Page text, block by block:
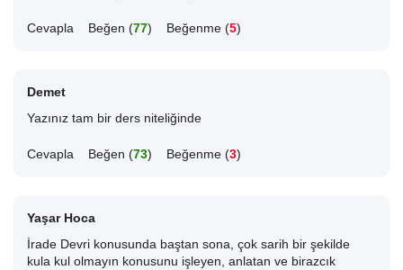
Cevapla Beğen (77) Beğenme (5)
Demet
Yazınız tam bir ders niteliğinde
Cevapla Beğen (73) Beğenme (3)
Yaşar Hoca
İrade Devri konusunda baştan sona, çok sarih bir şekilde
kula kul olmayın konusunu işleyen, anlatan ve birazcık